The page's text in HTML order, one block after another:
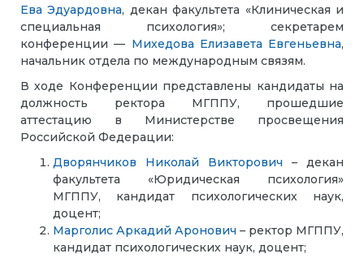
Ева Эдуардовна, декан факультета «Клиническая и
специальная психология»; секретарем
конференции — Михедова Елизавета Евгеньевна,
начальник отдела по международным связям.
В ходе Конференции представлены кандидаты на
должность ректора МГППУ, прошедшие
аттестацию в Министерстве просвещения
Российской Федерации:
Дворянчиков Николай Викторович – декан
факультета «Юридическая психология»
МГППУ, кандидат психологических наук,
доцент;
Марголис Аркадий Аронович – ректор МГППУ,
кандидат психологических наук, доцент;